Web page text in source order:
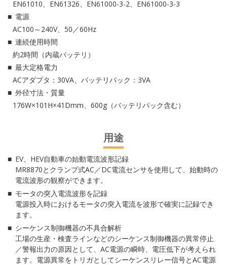
EN61010、EN61326、EN61000-3-2、EN61000-3-3
電源
AC100～240V、50／60Hz
連続使用時間
約2時間（内蔵バッテリ）
最大定格電力
ACアダプタ：30VA、バッテリパック：3VA
外径寸法・質量
176W×101H×41Dmm、600g（バッテリパック含む）
用途
EV、HEV自動車の始動電流波形記録
MR8870とクランプ式AC／DC電流センサを使用して、始動時の
電流波形の観察ができます。
モータの突入電流波形を記録
電源投入時におけるモータの突入電流を波形で確実に記録でき
ます。
シーケンス制御機器の不具合解析
工場の生産・検査ラインなどのシーケンス制御機器の異常停止
／警報出力の原因として、AC電源の瞬時、電圧低下が考えられ
ます。電源異常をトリガとしてシーケンスリレー信号とAC電源